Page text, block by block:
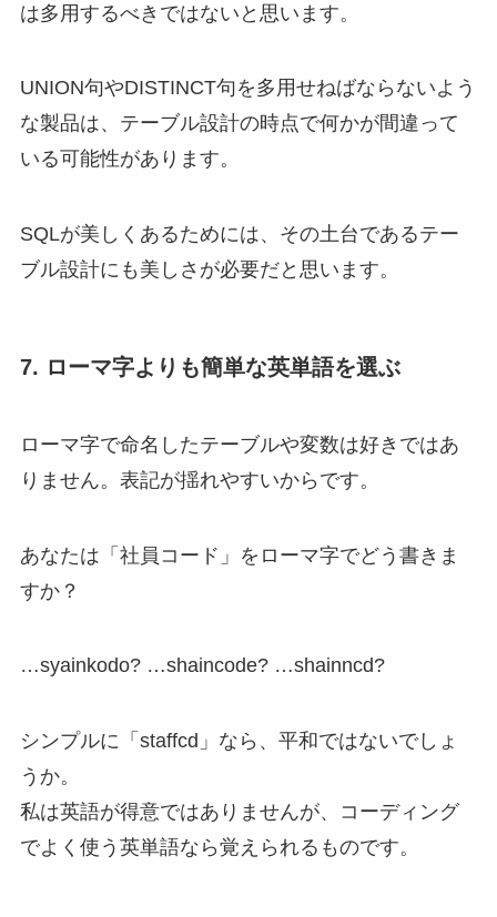
は多用するべきではないと思います。
UNION句やDISTINCT句を多用せねばならないよう
な製品は、テーブル設計の時点で何かが間違って
いる可能性があります。
SQLが美しくあるためには、その土台であるテー
ブル設計にも美しさが必要だと思います。
7. ローマ字よりも簡単な英単語を選ぶ
ローマ字で命名したテーブルや変数は好きではあ
りません。表記が揺れやすいからです。
あなたは「社員コード」をローマ字でどう書きま
すか？
…syainkodo? …shaincode? …shainncd?
シンプルに「staffcd」なら、平和ではないでしょ
うか。
私は英語が得意ではありませんが、コーディング
でよく使う英単語なら覚えられるものです。